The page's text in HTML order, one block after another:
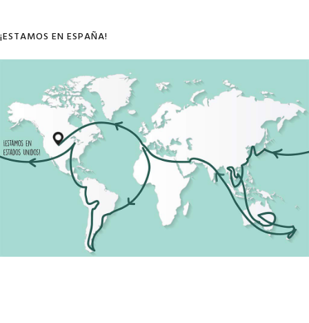
¡ESTAMOS EN ESPAÑA!